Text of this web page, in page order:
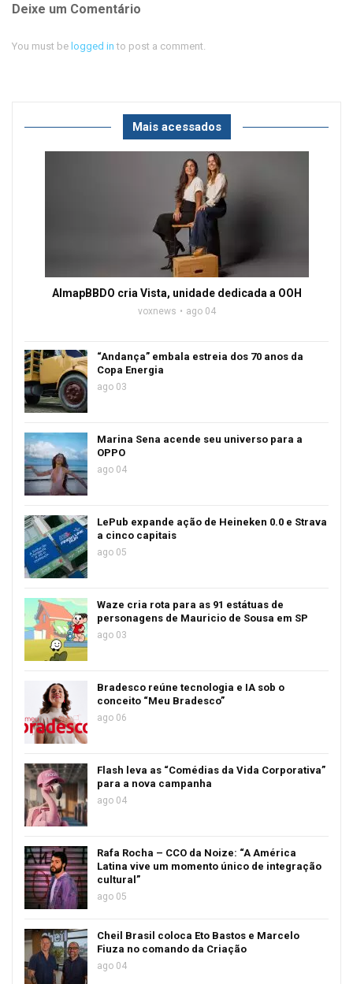
Deixe um Comentário
You must be logged in to post a comment.
Mais acessados
AlmapBBDO cria Vista, unidade dedicada a OOH
voxnews ago 04
“Andança” embala estreia dos 70 anos da
Copa Energia
ago 03
Marina Sena acende seu universo para a
OPPO
ago 04
LePub expande ação de Heineken 0.0 e Strava
a cinco capitais
ago 05
Waze cria rota para as 91 estátuas de
personagens de Mauricio de Sousa em SP
ago 03
Bradesco reúne tecnologia e IA sob o
conceito “Meu Bradesco”
ago 06
Flash leva as “Comédias da Vida Corporativa”
para a nova campanha
ago 04
Rafa Rocha – CCO da Noize: “A América
Latina vive um momento único de integração
cultural”
ago 05
Cheil Brasil coloca Eto Bastos e Marcelo
Fiuza no comando da Criação
ago 04